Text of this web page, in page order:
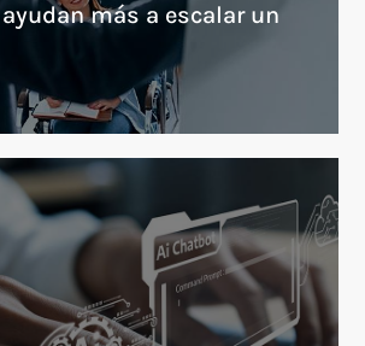
más a escalar un